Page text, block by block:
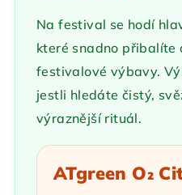
Na festival se hodí
které snadno přibalíte
festivalové výbavy.
jestli hledáte čistý,
výraznější rituál.
ATgreen O₂